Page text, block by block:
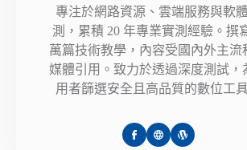
專注於網路資源、雲端服務與軟
測，累積 20 年專業實測經驗。撰
萬篇技術教學，內容受國內外主流
媒體引用。致力於透過深度測試，
用者篩選安全且高品質的數位工